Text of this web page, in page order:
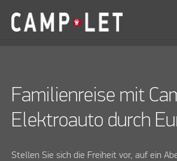
Familienreise mit
Elektroauto durch
Stellen Sie sich die Freiheit vor, auf ein